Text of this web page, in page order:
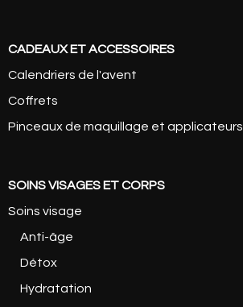
CADEAUX ET ACCESSOIRES
Calendriers de l'avent
Coffrets
Pinceaux de maquillage et applicateurs
SOINS VISAGES ET CORPS
Soins visage
Anti-âge
Détox
Hydratation